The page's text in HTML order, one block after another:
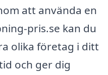
att använda en
pris.se kan du
olika företag i ditt
och ger dig